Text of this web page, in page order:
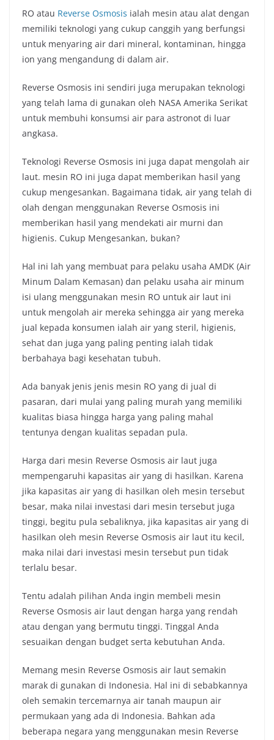
RO atau Reverse Osmosis ialah mesin atau alat dengan
memiliki teknologi yang cukup canggih yang berfungsi
untuk menyaring air dari mineral, kontaminan, hingga
ion yang mengandung di dalam air.
Reverse Osmosis ini sendiri juga merupakan teknologi
yang telah lama di gunakan oleh NASA Amerika Serikat
untuk membuhi konsumsi air para astronot di luar
angkasa.
Teknologi Reverse Osmosis ini juga dapat mengolah air
laut. mesin RO ini juga dapat memberikan hasil yang
cukup mengesankan. Bagaimana tidak, air yang telah di
olah dengan menggunakan Reverse Osmosis ini
memberikan hasil yang mendekati air murni dan
higienis. Cukup Mengesankan, bukan?
Hal ini lah yang membuat para pelaku usaha AMDK (Air
Minum Dalam Kemasan) dan pelaku usaha air minum
isi ulang menggunakan mesin RO untuk air laut ini
untuk mengolah air mereka sehingga air yang mereka
jual kepada konsumen ialah air yang steril, higienis,
sehat dan juga yang paling penting ialah tidak
berbahaya bagi kesehatan tubuh.
Ada banyak jenis jenis mesin RO yang di jual di
pasaran, dari mulai yang paling murah yang memiliki
kualitas biasa hingga harga yang paling mahal
tentunya dengan kualitas sepadan pula.
Harga dari mesin Reverse Osmosis air laut juga
mempengaruhi kapasitas air yang di hasilkan. Karena
jika kapasitas air yang di hasilkan oleh mesin tersebut
besar, maka nilai investasi dari mesin tersebut juga
tinggi, begitu pula sebaliknya, jika kapasitas air yang di
hasilkan oleh mesin Reverse Osmosis air laut itu kecil,
maka nilai dari investasi mesin tersebut pun tidak
terlalu besar.
Tentu adalah pilihan Anda ingin membeli mesin
Reverse Osmosis air laut dengan harga yang rendah
atau dengan yang bermutu tinggi. Tinggal Anda
sesuaikan dengan budget serta kebutuhan Anda.
Memang mesin Reverse Osmosis air laut semakin
marak di gunakan di Indonesia. Hal ini di sebabkannya
oleh semakin tercemarnya air tanah maupun air
permukaan yang ada di Indonesia. Bahkan ada
beberapa negara yang menggunakan mesin Reverse